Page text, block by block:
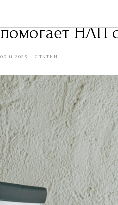
Карьерный
помогает НЛП
09.11.2025 СТАТЬИ